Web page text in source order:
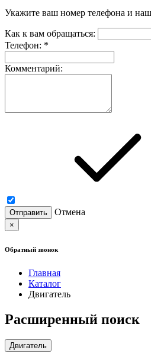
Укажите ваш номер телефона и
Как к вам обращаться:
Телефон: *
Комментарий:
Отмена
×
Обратный звонок
Главная
Каталог
Двигатель
Расширенный поиск
Двигатель